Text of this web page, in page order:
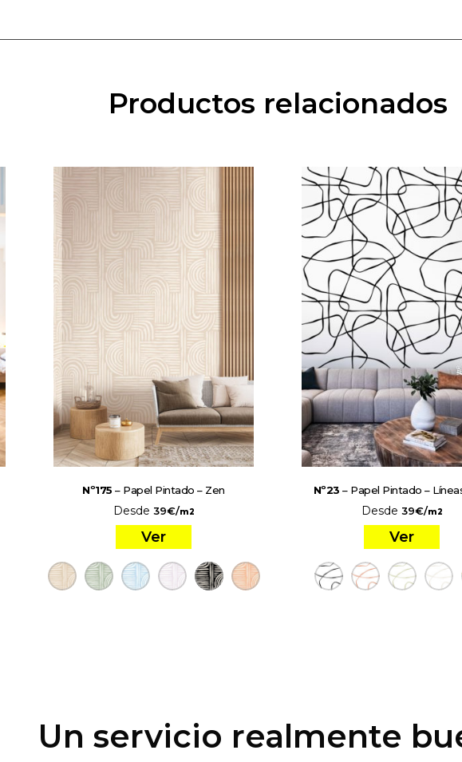
Productos relacionados
Nº175 – Papel Pintado – Zen
Desde 39€/m2
Ver
Nº23 – Papel Pintado –
Desde 39€/m2
Ver
Un servicio realmente